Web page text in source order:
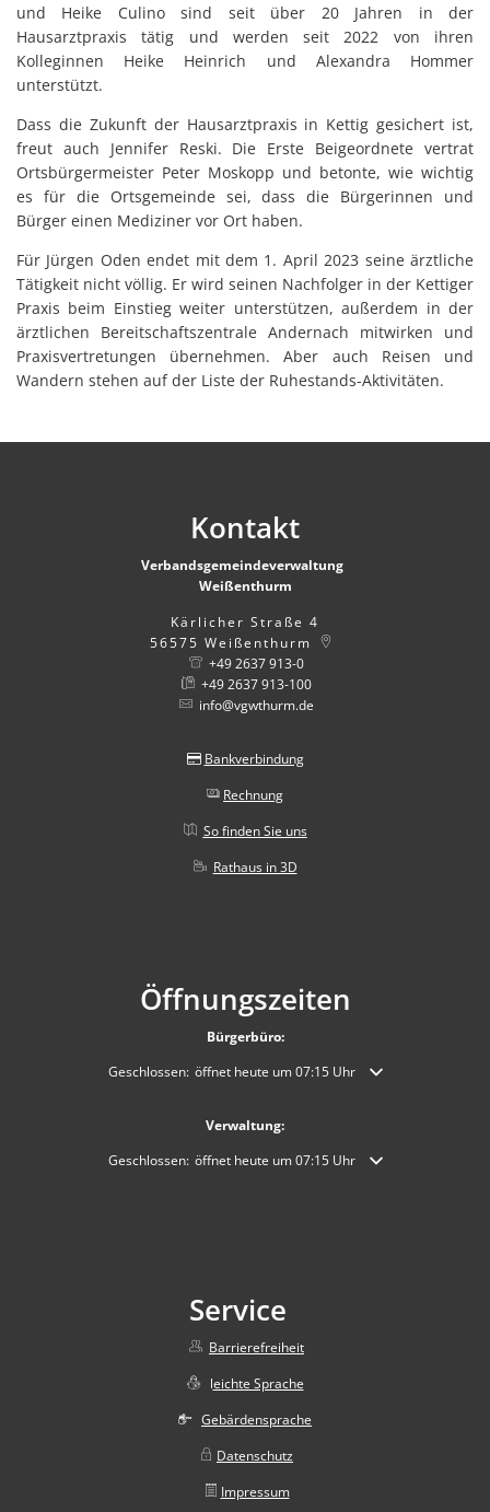
und Heike Culino sind seit über 20 Jahren in der
Hausarztpraxis tätig und werden seit 2022 von ihren
Kolleginnen Heike Heinrich und Alexandra Hommer
unterstützt.
Dass die Zukunft der Hausarztpraxis in Kettig gesichert ist,
freut auch Jennifer Reski. Die Erste Beigeordnete vertrat
Ortsbürgermeister Peter Moskopp und betonte, wie wichtig
es für die Ortsgemeinde sei, dass die Bürgerinnen und
Bürger einen Mediziner vor Ort haben.
Für Jürgen Oden endet mit dem 1. April 2023 seine ärztliche
Tätigkeit nicht völlig. Er wird seinen Nachfolger in der Kettiger
Praxis beim Einstieg weiter unterstützen, außerdem in der
ärztlichen Bereitschaftszentrale Andernach mitwirken und
Praxisvertretungen übernehmen. Aber auch Reisen und
Wandern stehen auf der Liste der Ruhestands-Aktivitäten.
Kontakt
Verbandsgemeindeverwaltung
Weißenthurm
Kärlicher Straße 4
56575 Weißenthurm
+49 2637 913-0
+49 2637 913-100
info@vgwthurm.de
Bankverbindung
Rechnung
So finden Sie uns
Rathaus in 3D
Öffnungszeiten
Bürgerbüro:
Klicken, um weitere Öffnungs- oder Schließzeiten
Geschlossen: öffnet heute um 07:15 Uhr
Verwaltung:
Klicken, um weitere Öffnungs- oder Schließzeiten
Geschlossen: öffnet heute um 07:15 Uhr
Service
Barrierefreiheit
leichte Sprache
Gebärdensprache
Datenschutz
Impressum